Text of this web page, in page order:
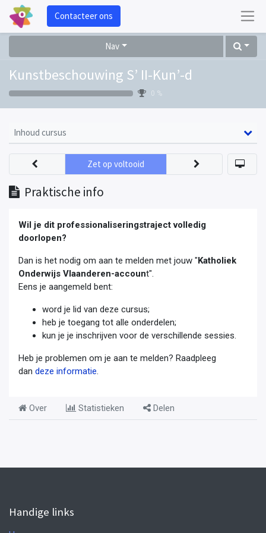
Contacteer ons
Nav
Kunstbeschouwing S’ II-Kun’-d
0 %
Inhoud cursus
Praktische info
Zet op voltooid
Wil je dit professionaliseringstraject volledig
doorlopen?
Dan is het nodig om aan te melden met jouw "Katholiek
Onderwijs Vlaanderen-account".
Eens je aangemeld bent:
word je lid van deze cursus;
heb je toegang tot alle onderdelen;
kun je je inschrijven voor de verschillende sessies.
Heb je problemen om je aan te melden? Raadpleeg
dan deze informatie
Over Statistieken Delen
Handige links